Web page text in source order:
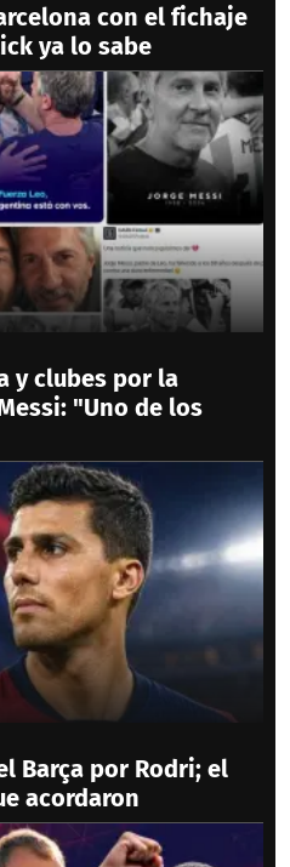
con el fichaje
ya lo sabe
y clubes por la
"Uno de los
Barça por Rodri; el
acordaron